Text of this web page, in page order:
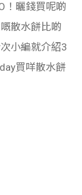
！曬錢買呢啲
散水餅比啲
小編就介紹3
買咩散水餅